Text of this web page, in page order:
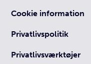
Cookie information
Privatlivspolitik
Privatlivsværktøjer